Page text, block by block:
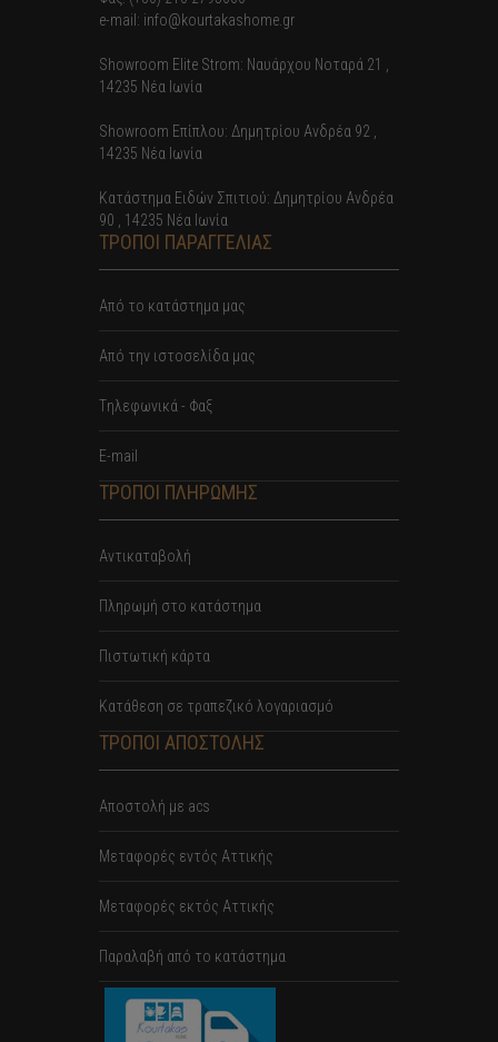
e-mail: info@kourtakashome.gr
Showroom Elite Strom: Nαυάρχου Νοταρά 21 ,
14235 Νέα Ιωνία
Showroom Επίπλου: Δημητρίου Ανδρέα 92 ,
14235 Νέα Ιωνία
Κατάστημα Ειδών Σπιτιού: Δημητρίου Ανδρέα
90 , 14235 Νέα Ιωνία
ΤΡΟΠΟΙ ΠΑΡΑΓΓΕΛΙΑΣ
Από το κατάστημα μας
Από την ιστοσελίδα μας
Tηλεφωνικά - Φαξ
E-mail
ΤΡΟΠΟΙ ΠΛΗΡΩΜΗΣ
Αντικαταβολή
Πληρωμή στο κατάστημα
Πιστωτική κάρτα
Κατάθεση σε τραπεζικό λογαριασμό
ΤΡΟΠΟΙ ΑΠΟΣΤΟΛΗΣ
Αποστολή με acs
Mεταφορές εντός Αττικής
Μεταφορές εκτός Αττικής
Παραλαβή από το κατάστημα